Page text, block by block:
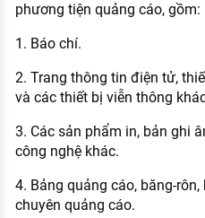
phương tiện quảng cáo, gồm:
1. Báo chí.
2. Trang thông tin điện tử,
và các thiết bị viễn thông
3. Các sản phẩm in, bản ghi
công nghệ khác.
4. Bảng quảng cáo, băng-
chuyên quảng cáo.